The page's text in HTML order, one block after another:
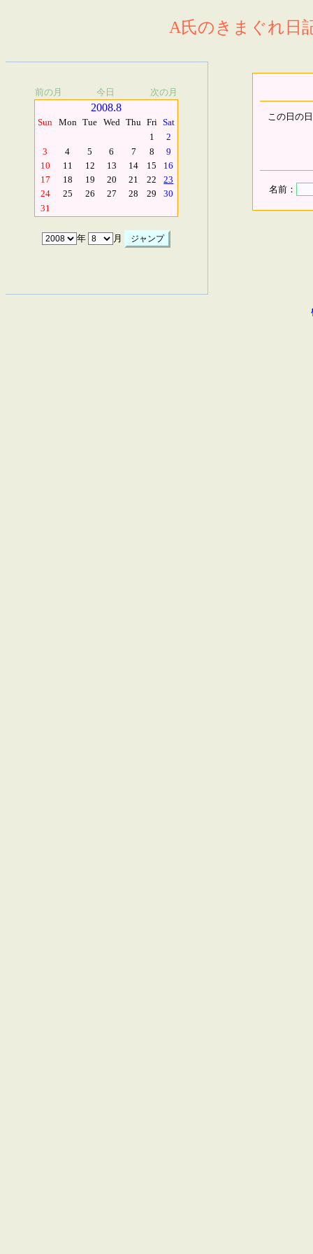
A氏のきまぐれ日
前の月 今日 次の月
2008.8
Sun Mon Tue Wed Thu Fri Sat
1
2
3
4 5 6 7 8
9
10
11 12 13 14 15
16
17
18 19 20 21 22
23
24
25 26 27 28 29
30
31
年 月
この日の
名前：